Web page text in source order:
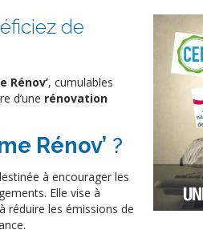
de
Rénov’, cumulables
d’une rénovation
Rénov’ ?
à encourager les
Elle vise à
réduire les émissions de